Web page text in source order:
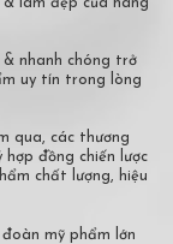
nhanh chóng trở
uy tín trong lòng
qua, các thương
đồng chiến lược
chất lượng, hiệu
mỹ phẩm lớn